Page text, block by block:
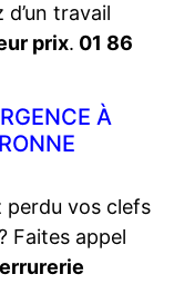
travail
prix. 01 86
À
perdu vos clefs
Faites appel